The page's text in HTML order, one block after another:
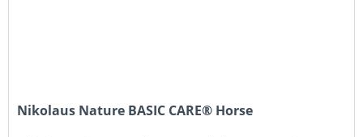
Nikolaus Nature BASIC CARE® Horse